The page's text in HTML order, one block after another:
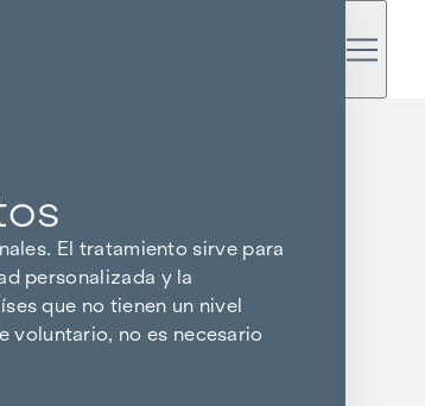
El tratamiento sirve para
personalizada y la
que no tienen un nivel
voluntario, no es necesario